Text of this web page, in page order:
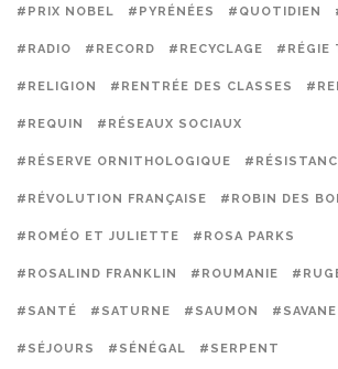
#PRIX NOBEL #PYRÉNÉES #QUOTIDIEN
#RADIO #RECORD #RECYCLAGE #RÉGIE
#RELIGION #RENTRÉE DES CLASSES
#REQUIN #RÉSEAUX SOCIAUX
#RÉSERVE ORNITHOLOGIQUE
#RÉVOLUTION FRANÇAISE #ROBIN DES
#ROMÉO ET JULIETTE #ROSA PARKS
#ROSALIND FRANKLIN #ROUMANIE
#SANTÉ #SATURNE #SAUMON #SAVANE
#SÉJOURS #SÉNÉGAL #SERPENT